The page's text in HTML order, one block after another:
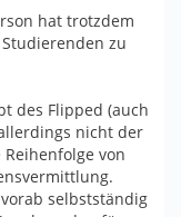
hat trotzdem
zu
des Flipped (auch
nicht der
von
selbstständig